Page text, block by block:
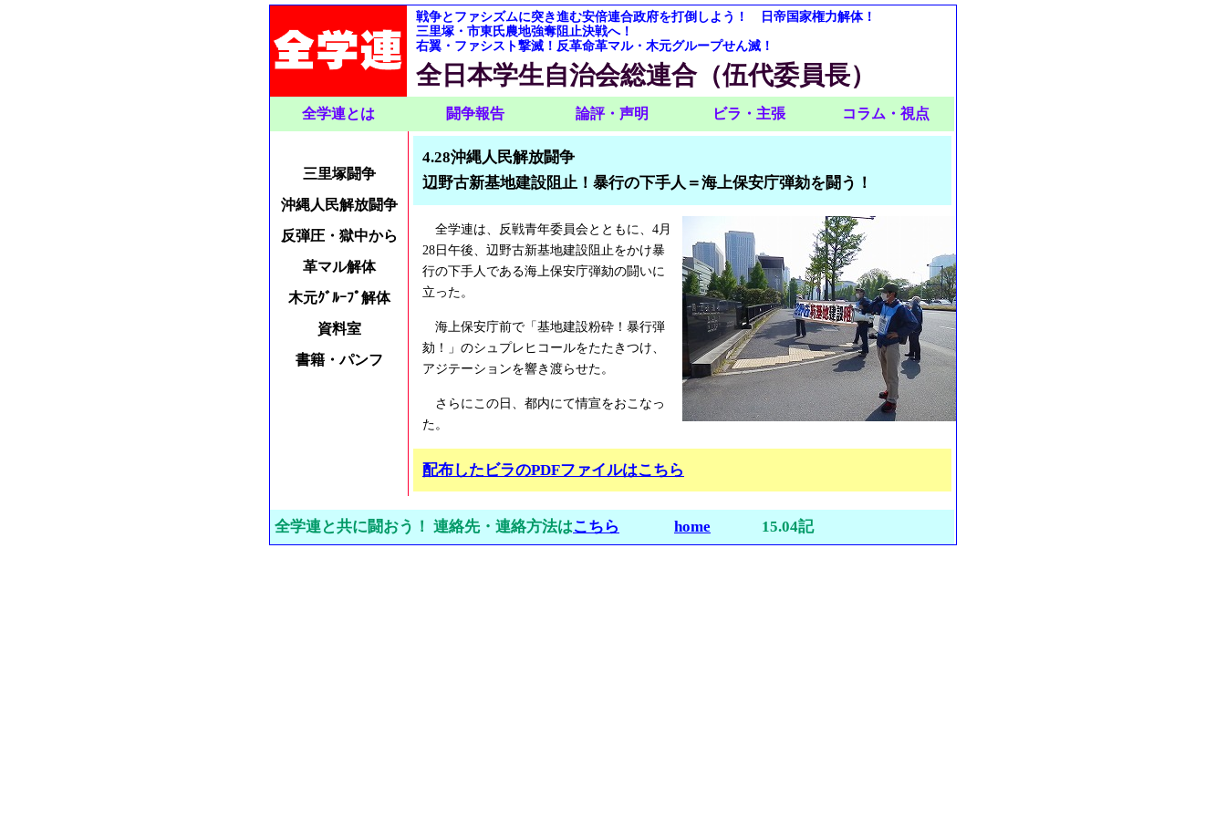
戦争とファシズムに突き進む安倍連合政府を打倒しよう！ 日帝国家権力解体！
三里塚・市東氏農地強奪阻止決戦へ！
右翼・ファシスト撃滅！反革命革マル・木元グループせん滅！
全日本学生自治会総連合（伍代委員長）
全学連とは 闘争報告 論評・声明 ビラ・主張 コラム・視点
三里塚闘争
沖縄人民解放闘争
反弾圧・獄中から
革マル解体
木元ｸﾞﾙｰﾌﾟ解体
資料室
書籍・パンフ
4.28沖縄人民解放闘争
辺野古新基地建設阻止！暴行の下手人＝海上保安庁弾劾を闘う！
全学連は、反戦青年委員会とともに、4月
28日午後、辺野古新基地建設阻止をかけ暴
行の下手人である海上保安庁弾劾の闘いに
立った。
海上保安庁前で「基地建設粉砕！暴行弾
劾！」のシュプレヒコールをたたきつけ、
アジテーションを響き渡らせた。
さらにこの日、都内にて情宣をおこなっ
た。
配布したビラのPDFファイルはこちら
全学連と共に闘おう！ 連絡先・連絡方法はこちら home 15.04記